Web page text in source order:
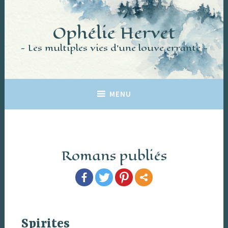
principal
Ophélie Hervet
Les multiples vies d'une louve errante
MENU
Romans publiés
Spirites